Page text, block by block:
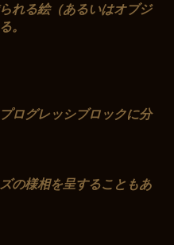
れる絵（あるいはオブジ
。
ログレッシブロックに分
の様相を呈することもあ